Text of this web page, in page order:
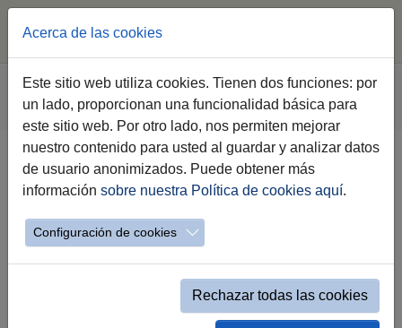
Saltar al contenido principal
Estás aquí:
Jerez.es Ciudad Tu Distrito
Distrito Este
Evento simple Noticias Distrito Este
El Ayuntamiento instala cajas
nido para aves insectívoras en los
parques de La Canaleja y la
lucha contra las plagas de
Acerca de las cookies
Este sitio web utiliza cookies. Tienen dos funciones: por
un lado, proporcionan una funcionalidad básica para
este sitio web. Por otro lado, nos permiten mejorar
nuestro contenido para usted al guardar y analizar datos
de usuario anonimizados. Puede obtener más
información sobre nuestra Política de cookies aquí.
Configuración de cookies
Rechazar todas las cookies